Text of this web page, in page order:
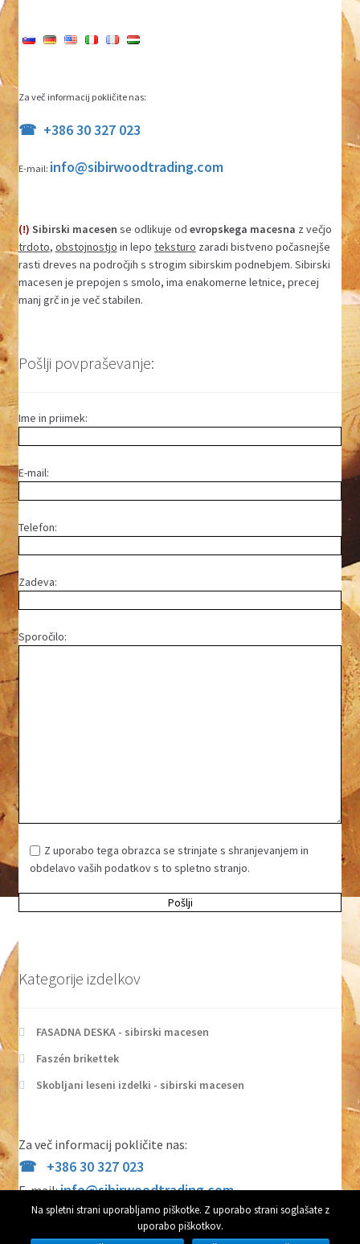
Za več informacij pokličite nas:
+386 30 327 023
E-mail: info@sibirwoodtrading.com
(!) Sibirski macesen se odlikuje od evropskega macesna z večjo
trdoto, obstojnostjo in lepo teksturo zaradi bistveno počasnejše
rasti dreves na področjih s strogim sibirskim podnebjem. Sibirski
macesen je prepojen s smolo, ima enakomerne letnice, precej
manj grč in je več stabilen.
Pošlji povpraševanje:
Ime in priimek:
E-mail:
Telefon:
Zadeva:
Sporočilo:
Z uporabo tega obrazca se strinjate s shranjevanjem in
obdelavo vaših podatkov s to spletno stranjo.
Kategorije izdelkov
FASADNA DESKA - sibirski macesen
Faszén brikettek
Skobljani leseni izdelki - sibirski macesen
Za več informacij pokličite nas:
+386 30 327 023
E-mail:info@sibirwoodtrading.com
Splošni pogoji poslovanja
Na spletni strani uporabljamo piškotke. Z uporabo strani soglašate z
uporabo piškotkov.